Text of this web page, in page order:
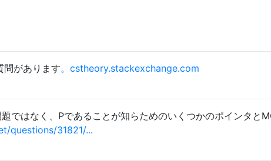
問があります。cstheory.stackexchange.com
題ではなく、Pであることが知らためのいくつかのポインタと
questions/31821/...